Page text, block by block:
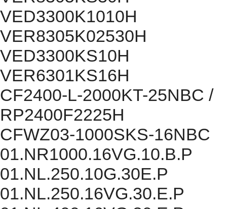
VED3300K1010H
VER8305K02530H
VED3300KS10H
VER6301KS16H
CF2400-L-2000KT-25NBC /
RP2400F2225H
CFWZ03-1000SKS-16NBC
01.NR1000.16VG.10.B.P
01.NL.250.10G.30E.P
01.NL.250.16VG.30.E.P